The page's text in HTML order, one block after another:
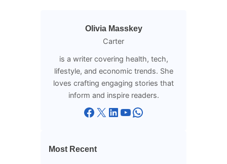
Olivia Masskey
Carter
is a writer covering health, tech,
lifestyle, and economic trends. She
loves crafting engaging stories that
inform and inspire readers.
Facebook X LinkedIn YouTube WhatsApp
Most Recent